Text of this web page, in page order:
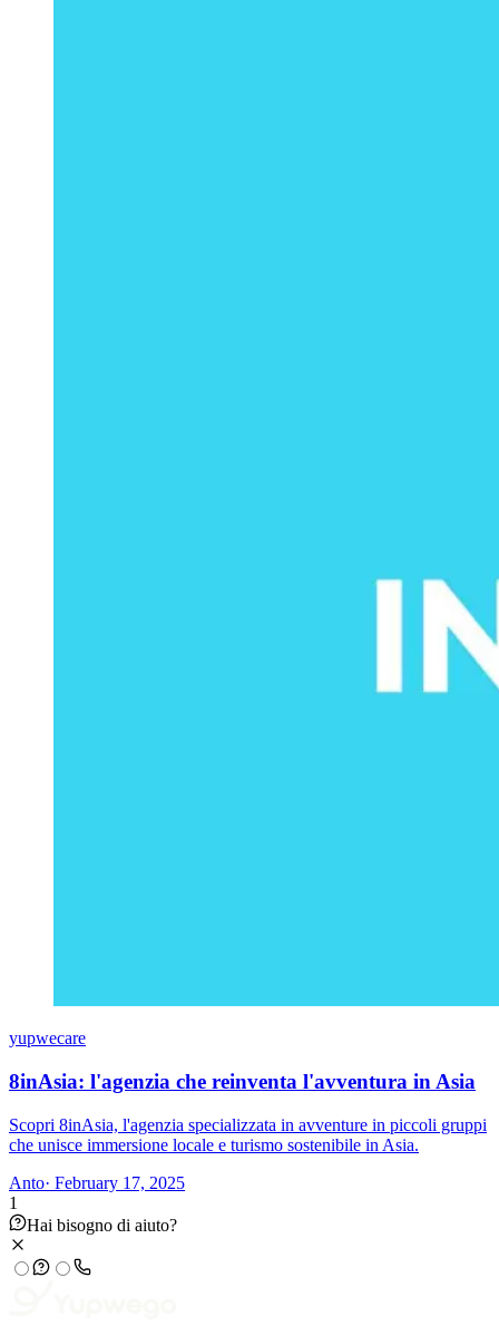
yupwecare
8inAsia: l'agenzia che reinventa l'avventura in Asia
Scopri 8inAsia, l'agenzia specializzata in avventure in piccoli gruppi
che unisce immersione locale e turismo sostenibile in Asia.
Anto· February 17, 2025
1
Hai bisogno di aiuto?